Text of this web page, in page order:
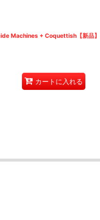
Machines + Coquettish【新品】
カートに入れる